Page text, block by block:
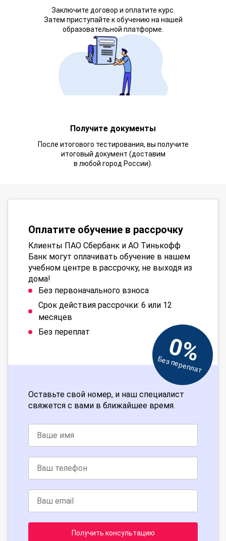
Заключите договор и оплатите курс.
Затем приступайте к обучению на нашей
образовательной платформе.
Получите документы
После итогового тестирования, вы получите
итоговый документ (доставим
в любой город России).
Оплатите обучение в рассрочку
Клиенты ПАО Сбербанк и АО Тинькофф
Банк могут оплачивать обучение в нашем
учебном центре в рассрочку, не выходя из
дома!
Без первоначального взноса
Срок действия рассрочки: 6 или 12
месяцев
Без переплат
0%
Без переплат
Оставьте свой номер, и наш специалист
свяжется с вами в ближайшее время.
Получить консультацию